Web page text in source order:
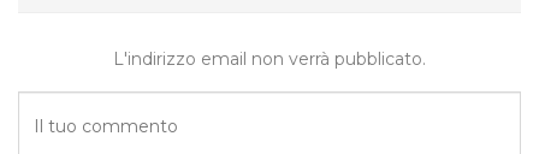
L'indirizzo email non verrà pubblicato.